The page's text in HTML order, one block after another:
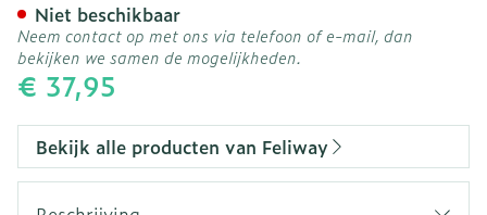
€ 37,95
Niet beschikbaar
Neem contact op met ons via telefoon of e-mail, dan
bekijken we samen de mogelijkheden.
Bekijk alle producten van Feliway